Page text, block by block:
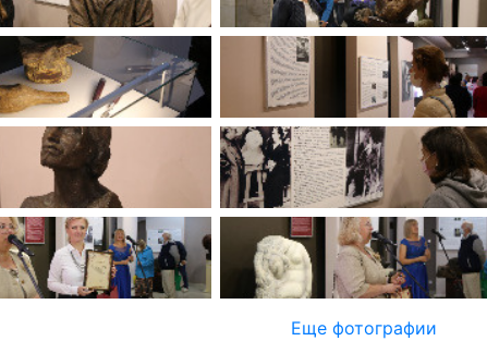
системы
и рабочие
Установленные формы
обращений
Порядок и время приема
Порядок обжалования
Обзоры обращений лиц
Законодательная карта
Порядок оказания бесплатной
юридической помощи
Еще фотографии